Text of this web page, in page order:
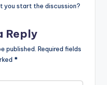
you start the discussion?
Reply
published. Required fields
*